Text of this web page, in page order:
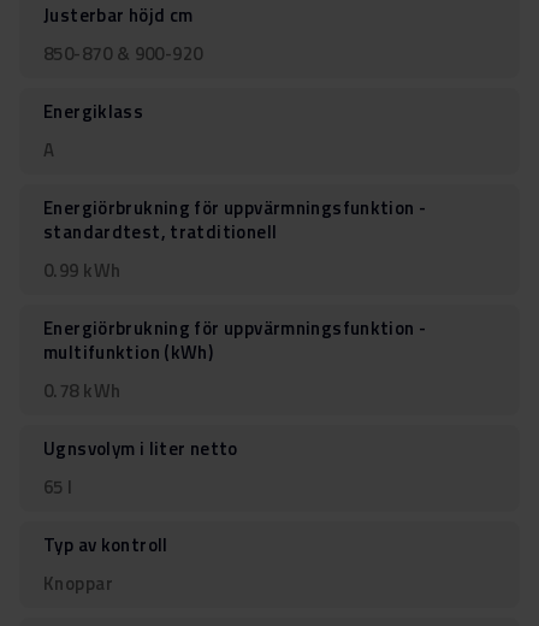
Justerbar höjd cm
850-870 & 900-920
Energiklass
A
Energiörbrukning för uppvärmningsfunktion -
standardtest, tratditionell
0.99 kWh
Energiörbrukning för uppvärmningsfunktion -
multifunktion (kWh)
0.78 kWh
Ugnsvolym i liter netto
65 l
Typ av kontroll
Knoppar